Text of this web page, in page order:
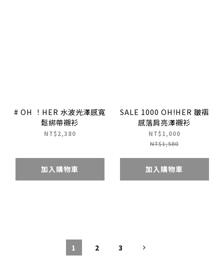
# OH ！HER 水波光澤感寬
鬆綁帶襯衫
NT$2,380
加入購物車
SALE 1000 OH!HER 皺褶
感落肩亮澤襯衫
NT$1,000
NT$1,580
加入購物車
1 2 3